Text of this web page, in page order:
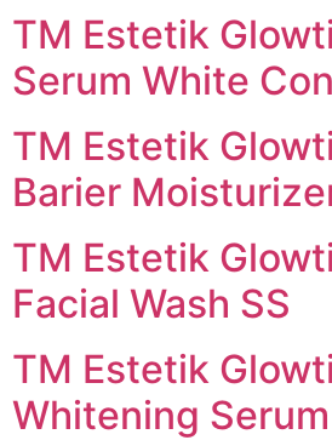
TM Estetik
Serum White
TM Estetik
Barier
TM Estetik
Facial Wash SS
TM Estetik
Whitening Serum